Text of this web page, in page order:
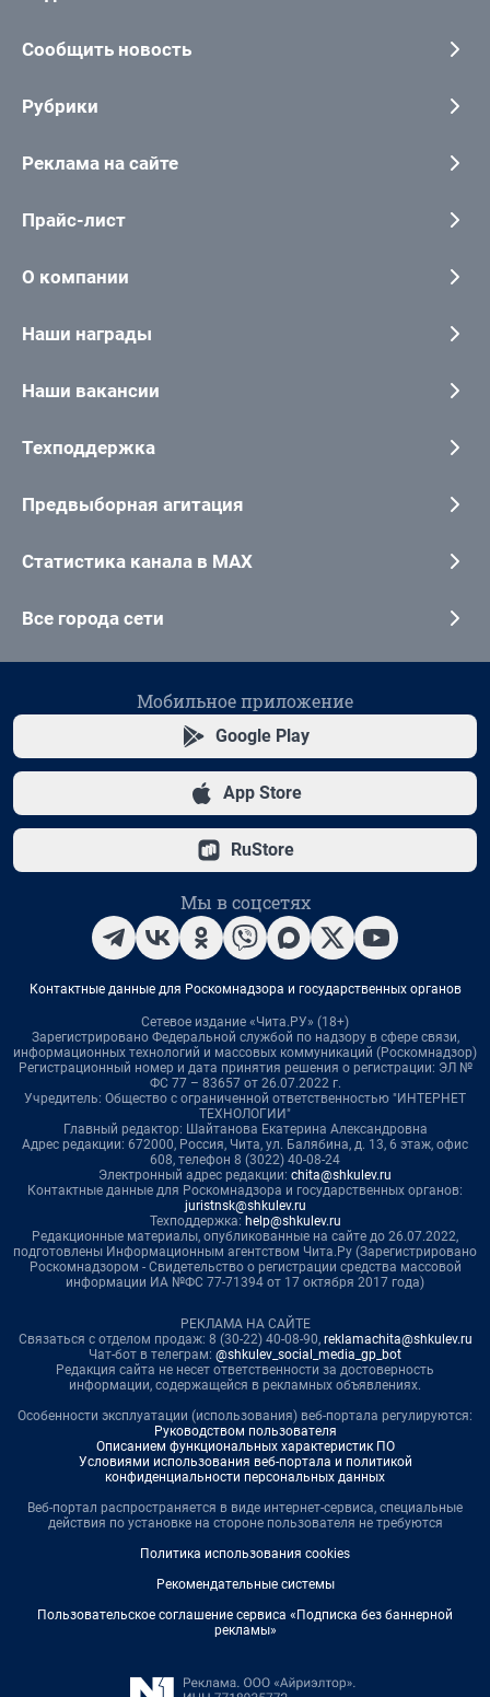
Сообщить новость
Рубрики
Реклама на сайте
Прайс-лист
О компании
Наши награды
Наши вакансии
Техподдержка
Предвыборная агитация
Статистика канала в MAX
Все города сети
Мобильное приложение
Google Play
App Store
RuStore
Мы в соцсетях
Контактные данные для Роскомнадзора и государственных органов
Сетевое издание «Чита.РУ» (18+)
Зарегистрировано Федеральной службой по надзору в сфере связи,
информационных технологий и массовых коммуникаций (Роскомнадзор)
Регистрационный номер и дата принятия решения о регистрации: ЭЛ №
ФС 77 – 83657 от 26.07.2022 г.
Учредитель: Общество с ограниченной ответственностью "ИНТЕРНЕТ
ТЕХНОЛОГИИ"
Главный редактор: Шайтанова Екатерина Александровна
Адрес редакции: 672000, Россия, Чита, ул. Балябина, д. 13, 6 этаж, офис
608, телефон 8 (3022) 40-08-24
Электронный адрес редакции: chita@shkulev.ru
Контактные данные для Роскомнадзора и государственных органов:
juristnsk@shkulev.ru
Техподдержка: help@shkulev.ru
Редакционные материалы, опубликованные на сайте до 26.07.2022,
подготовлены Информационным агентством Чита.Ру (Зарегистрировано
Роскомнадзором - Свидетельство о регистрации средства массовой
информации ИА №ФС 77-71394 от 17 октября 2017 года)
РЕКЛАМА НА САЙТЕ
Связаться с отделом продаж: 8 (30-22) 40-08-90, reklamachita@shkulev.ru
Чат-бот в телеграм: @shkulev_social_media_gp_bot
Редакция сайта не несет ответственности за достоверность
информации, содержащейся в рекламных объявлениях.
Особенности эксплуатации (использования) веб-портала регулируются:
Руководством пользователя
Описанием функциональных характеристик ПО
Условиями использования веб-портала и политикой
конфиденциальности персональных данных
Веб-портал распространяется в виде интернет-сервиса, специальные
действия по установке на стороне пользователя не требуются
Политика использования cookies
Рекомендательные системы
Пользовательское соглашение сервиса «Подписка без баннерной
рекламы»